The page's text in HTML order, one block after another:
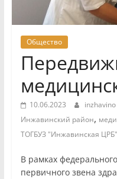
Общество
10.06.2023 inzhavino
Инжавинский район,
ТОГБУЗ "Инжавинская ЦРБ"
В рамках
первичного звена